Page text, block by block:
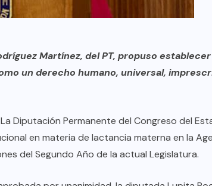
Martínez, del PT, propuso
un derecho humano, universal,
Diputación Permanente del Congreso del
en materia de lactancia materna en la
del Segundo Año de la actual Legislatura.
creación de